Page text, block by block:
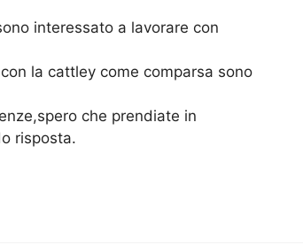
interessato a lavorare con
la cattley come comparsa sono
che prendiate in
risposta.